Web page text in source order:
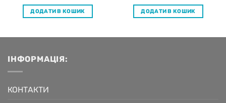
ДОДАТИ В КОШИК ДОДАТИ В КОШИК
ІНФОРМАЦІЯ:
КОНТАКТИ